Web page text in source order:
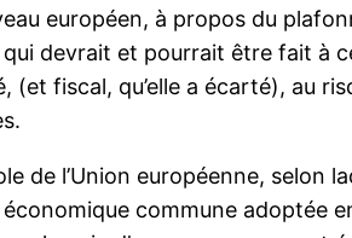
européen, à propos du
qui devrait et pourrait être fait
(et fiscal, qu’elle a écarté),
de l’Union européenne, selon
commune adoptée